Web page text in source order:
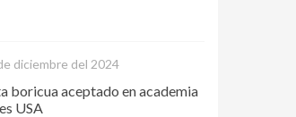
diciembre del 2024
boricua aceptado en academia
USA